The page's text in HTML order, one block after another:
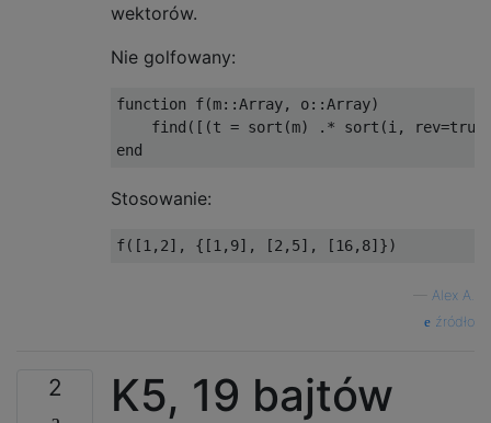
wektorów.
Nie golfowany:
function f(m::Array, o::Array)
    find
([(t = sort (m) .* sort (i , rev=true
end
Stosowanie:
f([1 , 2], {[1 , 9], [2 , 5], [16, 8]})
Alex A.
źródło
2 K5, 19 bajtów